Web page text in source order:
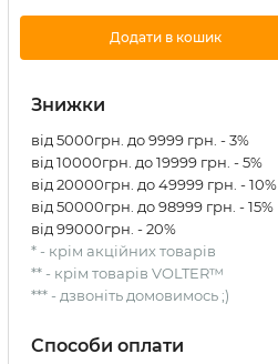
Додати в кошик
Знижки
від 5000грн. до 9999 грн. - 3%
від 10000грн. до 19999 грн. - 5%
від 20000грн. до 49999 грн. - 10%
від 50000грн. до 98999 грн. - 15%
від 99000грн. - 20%
* - крім акційних товарів
** - крім товарів VOLTER™
*** - дзвоніть домовимось ;)
Способи оплати